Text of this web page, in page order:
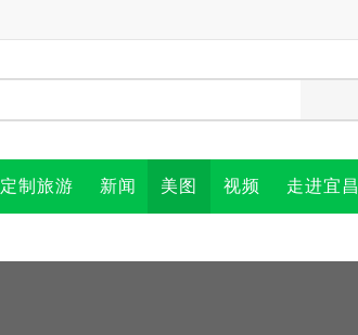
定制旅游 新闻 美图 视频 走进宜昌